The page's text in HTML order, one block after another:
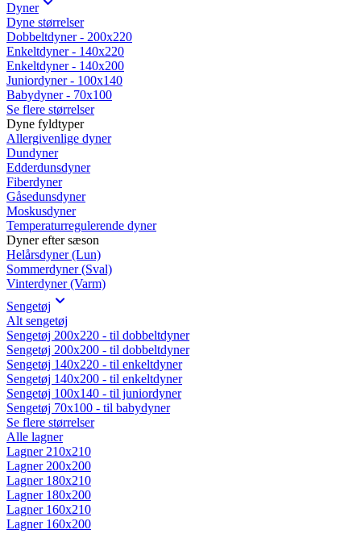
Dyner
Dyne størrelser
Dobbeltdyner - 200x220
Enkeltdyner - 140x220
Enkeltdyner - 140x200
Juniordyner - 100x140
Babydyner - 70x100
Se flere størrelser
Dyne fyldtyper
Allergivenlige dyner
Dundyner
Edderdunsdyner
Fiberdyner
Gåsedunsdyner
Moskusdyner
Temperaturregulerende dyner
Dyner efter sæson
Helårsdyner (Lun)
Sommerdyner (Sval)
Vinterdyner (Varm)
Sengetøj
Alt sengetøj
Sengetøj 200x220 - til dobbeltdyner
Sengetøj 200x200 - til dobbeltdyner
Sengetøj 140x220 - til enkeltdyner
Sengetøj 140x200 - til enkeltdyner
Sengetøj 100x140 - til juniordyner
Sengetøj 70x100 - til babydyner
Se flere størrelser
Alle lagner
Lagner 210x210
Lagner 200x200
Lagner 180x210
Lagner 180x200
Lagner 160x210
Lagner 160x200